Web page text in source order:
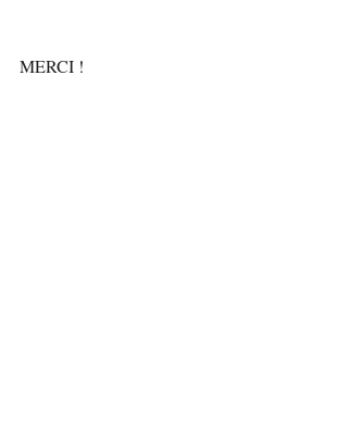
MERCI !